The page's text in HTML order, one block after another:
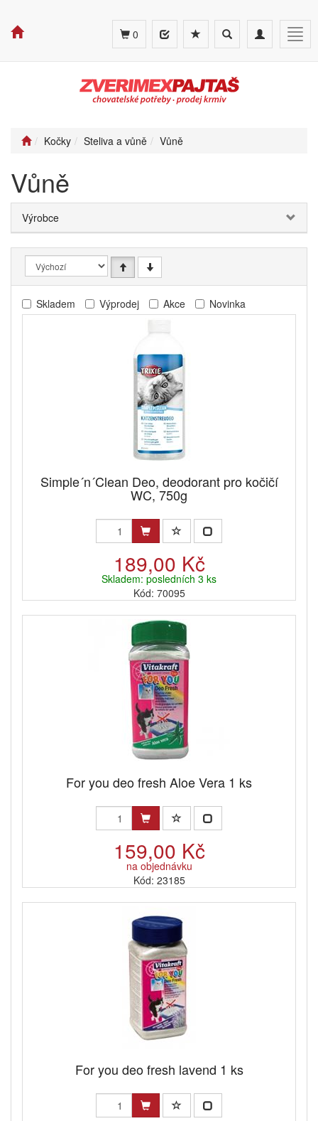
Toggle
navigation
Toggle
search
0
Kočky Steliva a vůně Vůně
Vůně
Výrobce
Skladem Výprodej Akce Novinka
Simple´n´Clean Deo, deodorant pro kočičí
WC, 750g
189,00 Kč
Skladem: posledních 3 ks
Kód: 70095
For you deo fresh Aloe Vera 1 ks
159,00 Kč
na objednávku
Kód: 23185
For you deo fresh lavend 1 ks